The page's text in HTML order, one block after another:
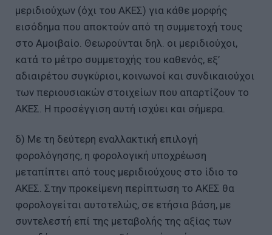
μεριδιούχων (όχι του ΑΚΕΣ) για κάθε μορφής
εισόδημα που αποκτούν από τη συμμετοχή τους
στο Αμοιβαίο. Θεωρούνται δηλ. οι μεριδιούχοι,
κατά το μέτρο συμμετοχής του καθενός, εξ’
αδιαιρέτου συγκύριοι, κοινωνοί και συνδικαιούχοι
των περιουσιακών στοιχείων που απαρτίζουν το
ΑΚΕΣ. Η προσέγγιση αυτή ισχύει και σήμερα.
δ) Με τη δεύτερη εναλλακτική επιλογή
φορολόγησης, η φορολογική υποχρέωση
μεταπίπτει από τους μεριδιούχους στο ίδιο το
ΑΚΕΣ. Στην προκείμενη περίπτωση το ΑΚΕΣ θα
φορολογείται αυτοτελώς, σε ετήσια βάση, με
συντελεστή επί της μεταβολής της αξίας των